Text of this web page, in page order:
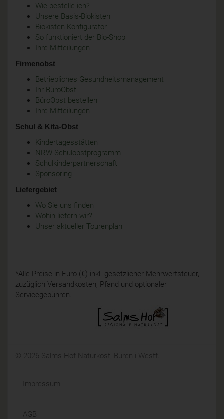
Wie bestelle ich?
Unsere Basis-Biokisten
Biokisten-Konfigurator
So funktioniert der Bio-Shop
Ihre Mitteilungen
Firmenobst
Betriebliches Gesundheitsmanagement
Ihr BüroObst
BüroObst bestellen
Ihre Mitteilungen
Schul & Kita-Obst
Kindertagesstätten
NRW-Schulobstprogramm
Schulkinderpartnerschaft
Sponsoring
Liefergebiet
Wo Sie uns finden
Wohin liefern wir?
Unser aktueller Tourenplan
*Alle Preise in Euro (€) inkl. gesetzlicher Mehrwertsteuer,
zuzüglich Versandkosten, Pfand und optionaler
Servicegebühren.
© 2026 Salms Hof Naturkost, Büren i.Westf.
Impressum
AGB